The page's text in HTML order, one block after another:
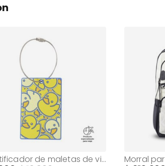
Identificador de maletas de viaje Travel Tag Amarillo